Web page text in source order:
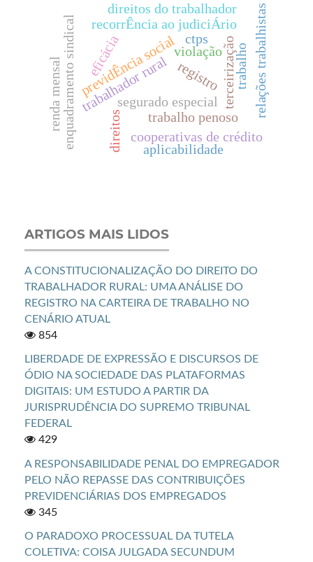
previdÊncia social
trabalhador rural
segurado especial
recorrÊncia ao judiciÁrio
terceirização
enquadramento sindical violação
eficácia trabalho
trabalho penoso relações trabalhistas
direitos do trabalhador
registro
ctps
direitos cooperativas de crédito
aplicabilidade
renda mensal
ARTIGOS MAIS LIDOS
A CONSTITUCIONALIZAÇÃO DO DIREITO DO
TRABALHADOR RURAL: UMA ANÁLISE DO
REGISTRO NA CARTEIRA DE TRABALHO NO
CENÁRIO ATUAL
854
LIBERDADE DE EXPRESSÃO E DISCURSOS DE
ÓDIO NA SOCIEDADE DAS PLATAFORMAS
DIGITAIS: UM ESTUDO A PARTIR DA
JURISPRUDÊNCIA DO SUPREMO TRIBUNAL
FEDERAL
429
A RESPONSABILIDADE PENAL DO EMPREGADOR
PELO NÃO REPASSE DAS CONTRIBUIÇÕES
PREVIDENCIÁRIAS DOS EMPREGADOS
345
O PARADOXO PROCESSUAL DA TUTELA
COLETIVA: COISA JULGADA SECUNDUM